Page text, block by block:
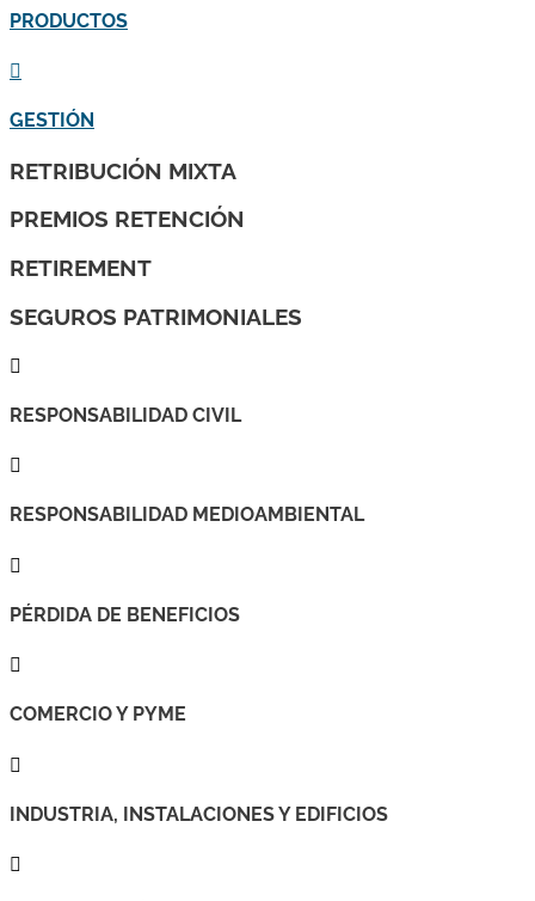
PRODUCTOS

GESTIÓN
RETRIBUCIÓN MIXTA
PREMIOS RETENCIÓN
RETIREMENT
SEGUROS PATRIMONIALES

RESPONSABILIDAD CIVIL

RESPONSABILIDAD MEDIOAMBIENTAL

PÉRDIDA DE BENEFICIOS

COMERCIO Y PYME

INDUSTRIA, INSTALACIONES Y EDIFICIOS
